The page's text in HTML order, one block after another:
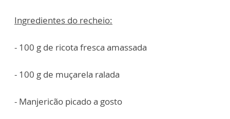
Ingredientes do recheio:
- 100 g de ricota fresca amassada
- 100 g de muçarela ralada
- Manjericão picado a gosto